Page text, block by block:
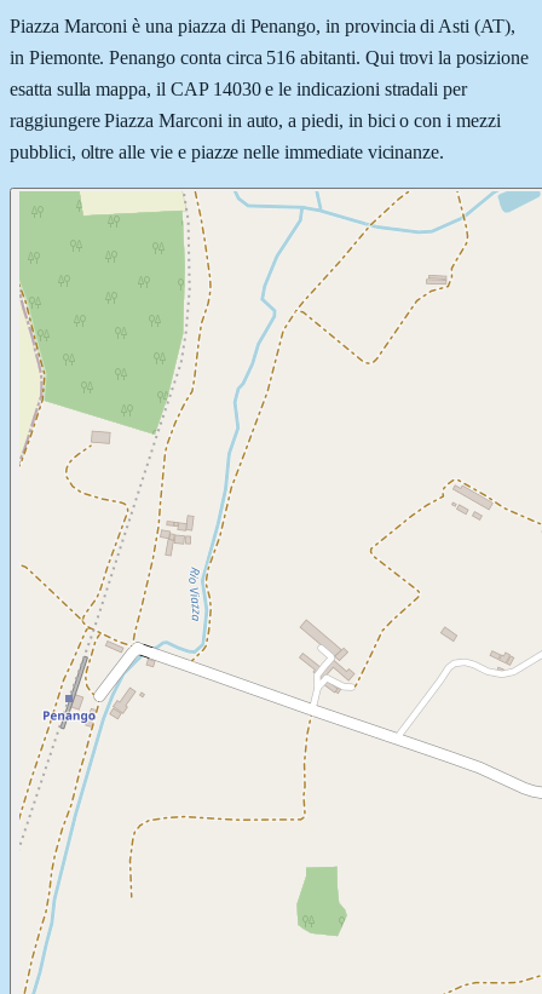
Piazza Marconi è una piazza di Penango, in provincia di Asti (AT),
in Piemonte. Penango conta circa 516 abitanti. Qui trovi la posizione
esatta sulla mappa, il CAP 14030 e le indicazioni stradali per
raggiungere Piazza Marconi in auto, a piedi, in bici o con i mezzi
pubblici, oltre alle vie e piazze nelle immediate vicinanze.